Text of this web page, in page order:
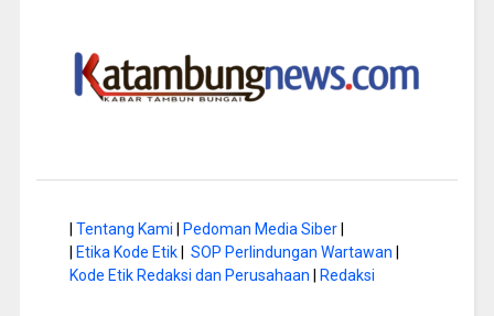
Tentang Kami Pedoman Media Siber|
Etika Kode Etik| SOP Perlindungan Wartawan
Kode Etik Redaksi dan Perusahaan
Redaksi